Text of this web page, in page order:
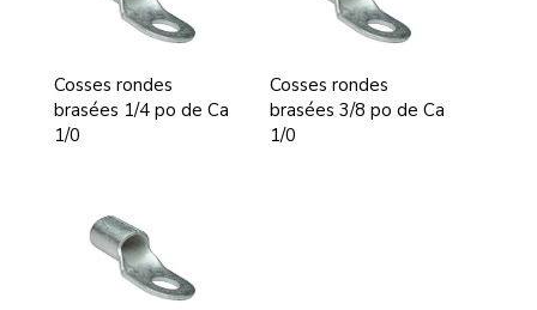
Cosses rondes
brasées 1/4 po de Ca
1/0
Cosses rondes
brasées 3/8 po de Ca
1/0